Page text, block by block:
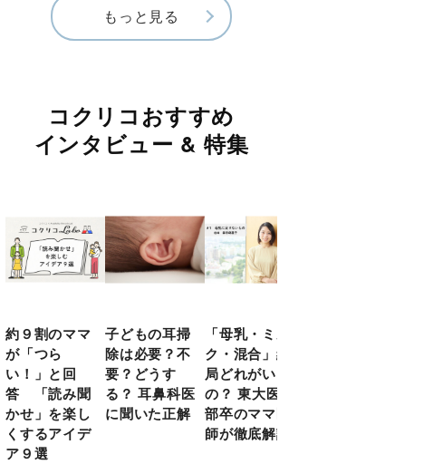
もっと見る
コクリコおすすめ
インタビュー & 特集
約９割のママ
が「つら
い！」と回
答 「読み聞
かせ」を楽し
くするアイデ
ア９選
子どもの耳掃
除は必要？不
要？どうす
る？ 耳鼻科医
に聞いた正解
「母乳・ミル
ク・混合」結
局どれがいい
の？ 東大医学
部卒のママ医
師が徹底解説